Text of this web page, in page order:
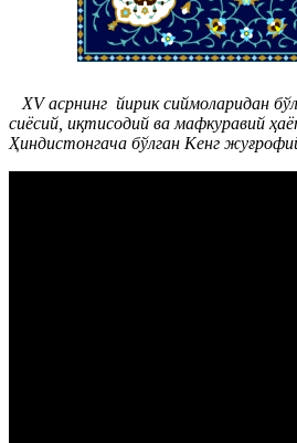
ХV асрнинг йирик сиймоларидан
сиёсий, иқтисодий ва мафкуравий
Ҳиндистонгача бўлган Кенг